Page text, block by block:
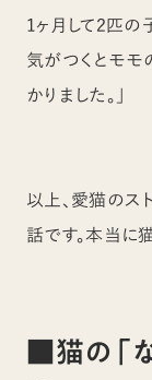
1ヶ月して2匹の
気がつくとモ
かりました。」
以上、愛猫のス
話です。本当に
■猫の「